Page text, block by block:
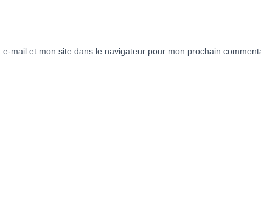
mail et mon site dans le navigateur pour mon prochain